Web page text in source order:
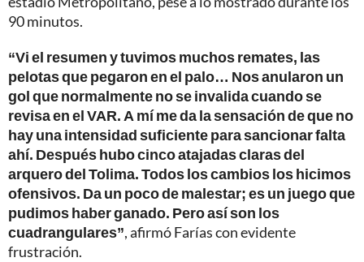
90 minutos.
“Vi el resumen y tuvimos muchos remates, las
pelotas que pegaron en el palo… Nos anularon un
gol que normalmente no se invalida cuando se
revisa en el VAR. A mí me da la sensación de que no
hay una intensidad suficiente para sancionar falta
ahí. Después hubo cinco atajadas claras del
arquero del Tolima. Todos los cambios los hicimos
ofensivos. Da un poco de malestar; es un juego que
pudimos haber ganado. Pero así son los
cuadrangulares”, afirmó Farías con evidente
frustración.